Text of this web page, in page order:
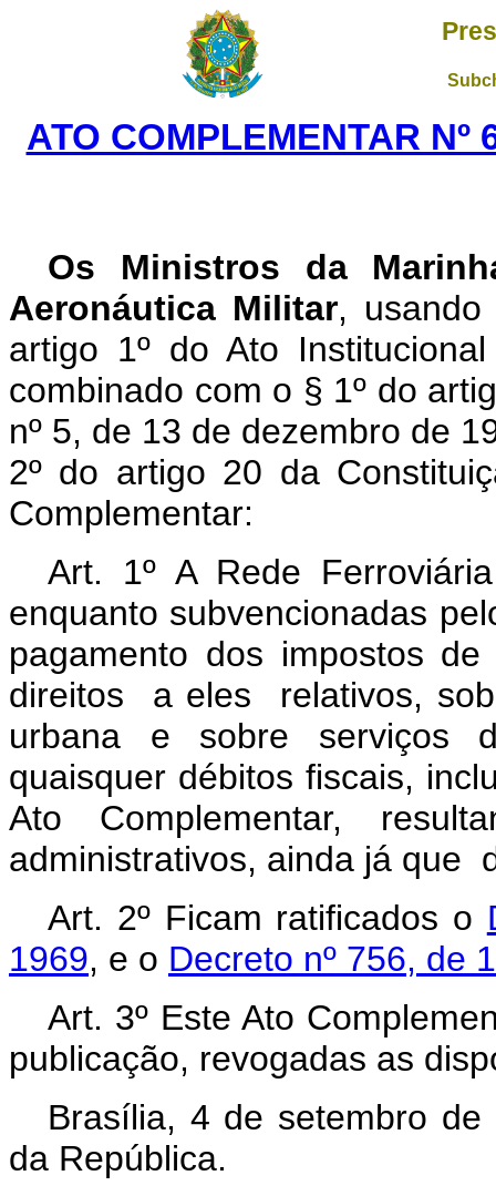
ATO COMPLEMENTAR Nº
Os Ministros da
Aeronáutica Mi­litar,
artigo 1º do Ato
combinado com o § 1º do
nº 5, de 13 de dezembro de
2º do artigo 20 da
Complementar:
Art. 1º A Rede
enquanto subvencionadas
pagamento dos im­postos
direitos a eles relativos,
urbana e sobre serviços
quaisquer débitos fiscais,
Ato Complementar,
administrativos, ainda já que
Art. 2º Ficam ratificados o
1969, e o Decreto nº 756, de
Art. 3º Este Ato
publicação, revogadas as
Brasília, 4 de setembro de
da República.